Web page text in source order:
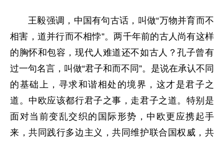
王毅强调，中国有句古话，叫做“万物并育而不
相害，道并行而不相悖”。两千年前的古人尚有这样
的胸怀和包容，现代人难道还不如古人？孔子曾有
过一句名言，叫做“君子和而不同”。是说在承认不同
的基础上，寻求和谐相处的境界，这才是君子之
道。中欧应该都行君子之事，走君子之道。特别是
面对当前变乱交织的国际形势，中欧更应携起手
来，共同践行多边主义，共同维护联合国权威，共